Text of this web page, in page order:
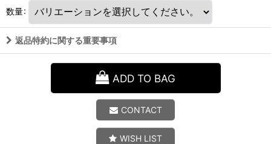
数量:
返品特約に関する重要事項
ADD TO BAG
CONTACT
WISH LIST